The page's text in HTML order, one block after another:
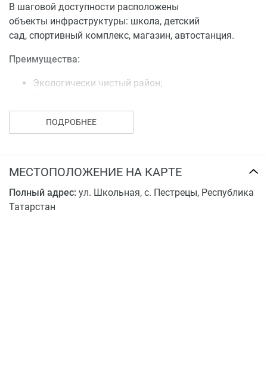
В шаговой доступности расположены
объекты инфраструктуры: школа, детский
сад, спортивный комплекс, магазин, автостанция.
Преимущества:
Экологически чистый район;
Теплый пол в санузлах;
Индивидуальное отопление;
Предчистовая отделка.
ПОДРОБНЕЕ
МЕСТОПОЛОЖЕНИЕ НА КАРТЕ
Полный адрес: ул. Школьная, с. Пестрецы, Республика
Татарстан